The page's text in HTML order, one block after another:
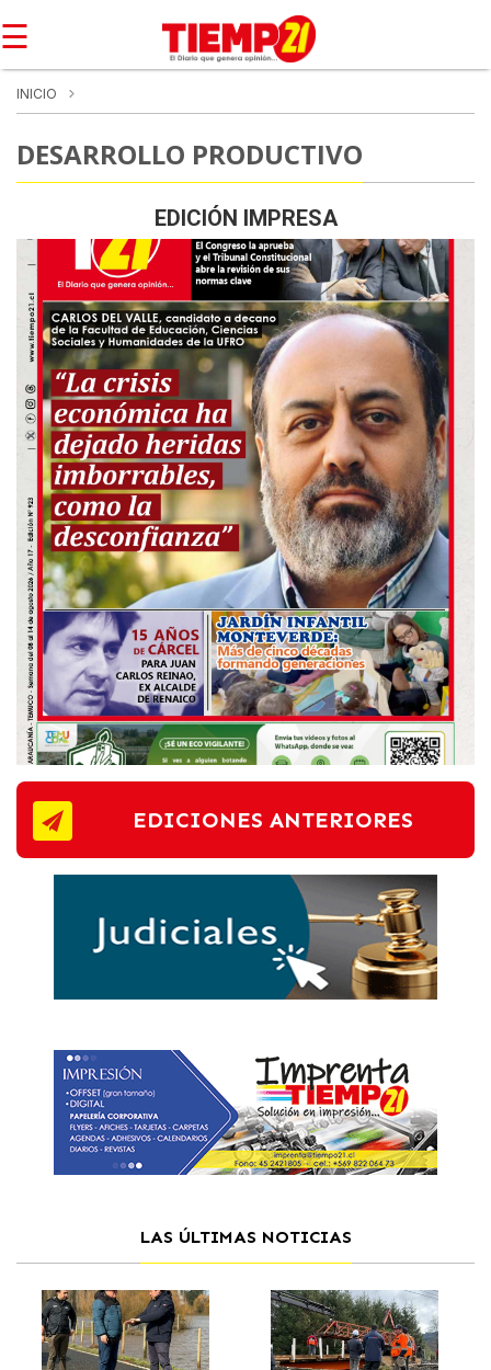
☰
INICIO
DESARROLLO PRODUCTIVO
EDICIÓN IMPRESA
EDICIONES ANTERIORES
LAS ÚLTIMAS NOTICIAS